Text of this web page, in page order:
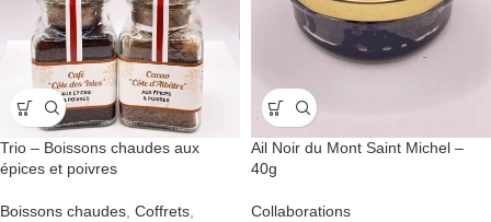
Trio – Boissons chaudes aux
épices et poivres
Boissons chaudes Coffrets
Ail Noir du Mont Saint Michel –
40g
Collaborations